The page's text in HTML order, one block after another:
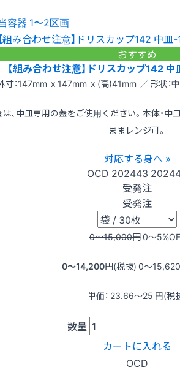
容器 1〜2区画
おすすめ
【組み合わせ注意】ドリスカップ142
寸：147mm x 147mm x (高)41mm ／ 形状：
、中皿専用の蓋をご使用ください。本体・
ままレンジ可。
対応する身へ »
OCD 202443
受発注
受発注
0〜15,000円0〜5
0〜14,200円(税抜) 0〜15,620
単価： 23.66〜25 円(税
数量
カートに入れる
OCD